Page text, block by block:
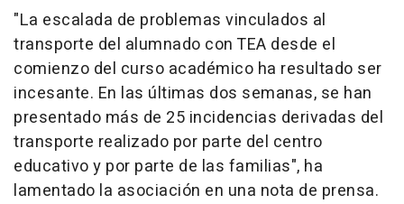
"La escalada de problemas vinculados al
transporte del alumnado con TEA desde el
comienzo del curso académico ha resultado ser
incesante. En las últimas dos semanas, se han
presentado más de 25 incidencias derivadas del
transporte realizado por parte del centro
educativo y por parte de las familias", ha
lamentado la asociación en una nota de prensa.